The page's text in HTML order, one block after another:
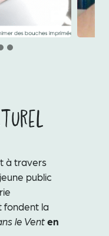
à travers
public
fondent la
le Venten